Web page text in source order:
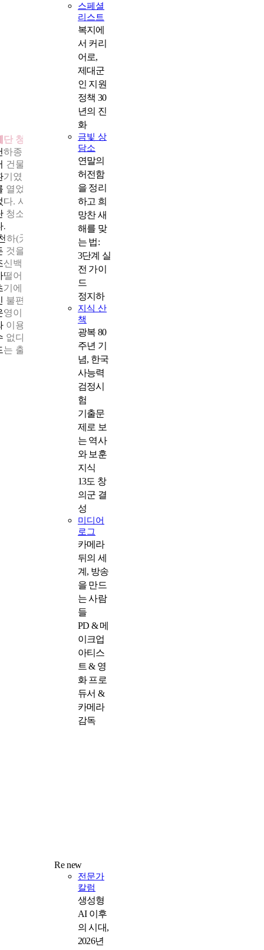
스페셜
리스트
복지에
서 커리
어로,
제대군
인 지원
정책 30
년의 진
화
금빛 상
담소
연말의
허전함
을 정리
하고 희
망찬 새
해를 맞
는 법:
3단계 실
전 가이
드
정지하
지식 산
책
광복 80
주년 기
념, 한국
사능력
검정시
험
기출문
제로 보
는 역사
와 보훈
지식
13도 창
의군 결
성
미디어
로그
카메라
뒤의 세
계, 방송
을 만드
는 사람
들
PD & 메
이크업
아티스
트 & 영
화 프로
듀서 &
카메라
감독
Re new
전문가
칼럼
생성형
AI 이후
의 시대,
2026년
단 청소부터 시작한 열정의 역사
하종합관리㈜가 출범한 2012년은 건물 관리가 단순 경비·미화
건물의 법정 점검과 안전관리, 시설 유지보수까지 확장되던 전
기였다. 조신백 대표이사는 그해 6월 공동대표 2인과 함께 회사
열었다. 당시 광교 신도시에는 빌라단지가 빠르게 들어서고 있
다. 사무실에 앉아 전화만 기다리기보다 직접 현장을 뛰었고, 계
청소부터 시작해 빌라 관리까지 직접 책임지며 신뢰를 쌓아갔
.
하(天下)’라는 이름에는 특별한 의미가 담겨 있다. 하늘 아래 모
것을 관리하겠다는 포부. 그 일을 해내는 원동력은 열정이었다.
신백 대표가 가장 좋아하는 단어이자 회사 이름의 뜻과도 딱 맞
떨어지는 가치였다.
기에는 작은 빌라 몇 곳을 관리하는 것이 전부였다. 하지만 입주
불편을 해결하고 시설을 미리 점검하며 문제를 예방하는 성실
영이 입소문을 타 관리 의뢰가 빠르게 증가했다. 건물마다 구조
이용 방식이 다른데도 동일한 방식으로 관리하면 사고를 막을
없다는 현장의 문제의식은 천하종합관리㈜만의 관리 철학을
는 출발점이 되었다.